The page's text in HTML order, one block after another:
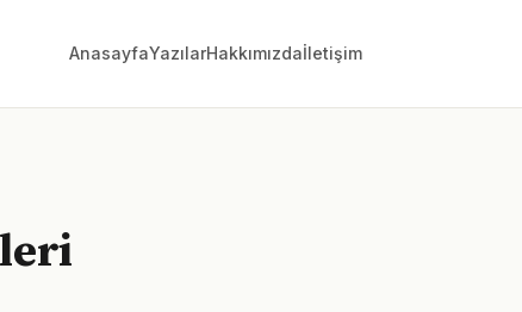
AnasayfaYazılarHakkımızdaİletişim